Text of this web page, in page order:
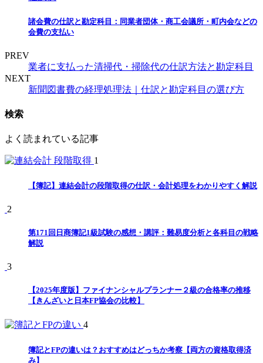
諸会費の仕訳と勘定科目：同業者団体・商工会議所・町内会などの
会費の支払い
PREV
業者に支払った清掃代・掃除代の仕訳方法と勘定科目
NEXT
新聞図書費の経理処理法｜仕訳と勘定科目の選び方
検索
よく読まれている記事
1
【簿記】連結会計の段階取得の仕訳・会計処理をわかりやすく解説
2
第171回日商簿記1級試験の感想・講評：難易度分析と各科目の戦略
解説
3
【2025年度版】ファイナンシャルプランナー２級の合格率の推移
【きんざいと日本FP協会の比較】
4
簿記とFPの違いは？おすすめはどっちか考察【両方の資格取得済
み】